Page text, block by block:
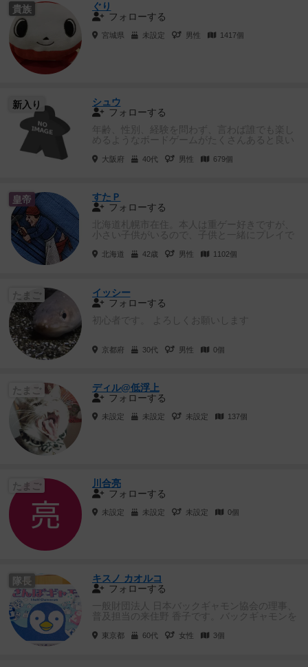
貴族
ぐり
フォローする
宮城県 未設定 男性 1417個
新入り
シュウ
フォローする
年齢、性別、経験を問わず、言わば誰でも楽し
めるようなボードゲームがたくさんあると良い
大阪府 40代 男性 679個
皇帝
すたＰ
フォローする
北海道札幌市在住。本人は重ゲー好きですが、
小さい子供がいるので、子供と一緒にプレイで
北海道 42歳 男性 1102個
たまご
イッシー
フォローする
初心者です。 よろしくお願いします
京都府 30代 男性 0個
たまご
ディル@低浮上
フォローする
未設定 未設定 未設定 137個
たまご
川合亮
フォローする
未設定 未設定 未設定 0個
隊長
キスノ カオルコ
フォローする
一般財団法人 日本バックギャモン協会の理事、
普及担当の来住野 香子です。バックギャモンを
東京都 60代 女性 3個